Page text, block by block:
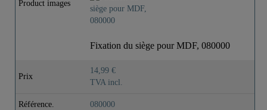
Product images
Fixation du siège pour MDF, 080000
Prix
14,99 €
TVA incl.
Référence. 080000